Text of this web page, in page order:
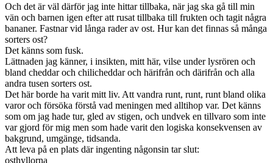
Och det är väl därför jag inte hittar tillbaka, när jag ska gå till min
vän och barnen igen efter att rusat tillbaka till frukten och tagit några
bananer. Fastnar vid långa rader av ost. Hur kan det finnas så många
sorters ost?
Det känns som fusk.
Lättnaden jag känner, i insikten, mitt här, vilse under lysrören och
bland cheddar och chilicheddar och härifrån och därifrån och alla
andra tusen sorters ost.
Det här borde ha varit mitt liv. Att vandra runt, runt, runt bland olika
varor och försöka förstå vad meningen med alltihop var. Det känns
som om jag hade tur, gled av stigen, och undvek en tillvaro som inte
var gjord för mig men som hade varit den logiska konsekvensen av
bakgrund, umgänge, tidsanda.
Att leva på en plats där ingenting någonsin tar slut:
osthyllorna